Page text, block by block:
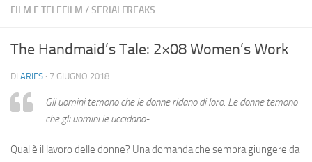
FILM E TELEFILM /SERIALFREAKS
The Handmaid’s Tale: 2×08 Women’s Work
DI ARIES · 7 GIUGNO 2018
Gli uomini temono che le donne ridano di loro. Le donne temono
che gli uomini le uccidano-
Qual è il lavoro delle donne? Una domanda che sembra giungere da